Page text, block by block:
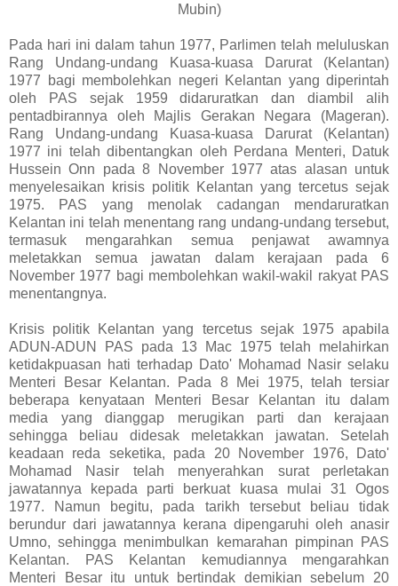
Mubin)
Pada hari ini dalam tahun 1977, Parlimen telah meluluskan
Rang Undang-undang Kuasa-kuasa Darurat (Kelantan)
1977 bagi membolehkan negeri Kelantan yang diperintah
oleh PAS sejak 1959 didaruratkan dan diambil alih
pentadbirannya oleh Majlis Gerakan Negara (Mageran).
Rang Undang-undang Kuasa-kuasa Darurat (Kelantan)
1977 ini telah dibentangkan oleh Perdana Menteri, Datuk
Hussein Onn pada 8 November 1977 atas alasan untuk
menyelesaikan krisis politik Kelantan yang tercetus sejak
1975. PAS yang menolak cadangan mendaruratkan
Kelantan ini telah menentang rang undang-undang tersebut,
termasuk mengarahkan semua penjawat awamnya
meletakkan semua jawatan dalam kerajaan pada 6
November 1977 bagi membolehkan wakil-wakil rakyat PAS
menentangnya.
Krisis politik Kelantan yang tercetus sejak 1975 apabila
ADUN-ADUN PAS pada 13 Mac 1975 telah melahirkan
ketidakpuasan hati terhadap Dato' Mohamad Nasir selaku
Menteri Besar Kelantan. Pada 8 Mei 1975, telah tersiar
beberapa kenyataan Menteri Besar Kelantan itu dalam
media yang dianggap merugikan parti dan kerajaan
sehingga beliau didesak meletakkan jawatan. Setelah
keadaan reda seketika, pada 20 November 1976, Dato'
Mohamad Nasir telah menyerahkan surat perletakan
jawatannya kepada parti berkuat kuasa mulai 31 Ogos
1977. Namun begitu, pada tarikh tersebut beliau tidak
berundur dari jawatannya kerana dipengaruhi oleh anasir
Umno, sehingga menimbulkan kemarahan pimpinan PAS
Kelantan. PAS Kelantan kemudiannya mengarahkan
Menteri Besar itu untuk bertindak demikian sebelum 20